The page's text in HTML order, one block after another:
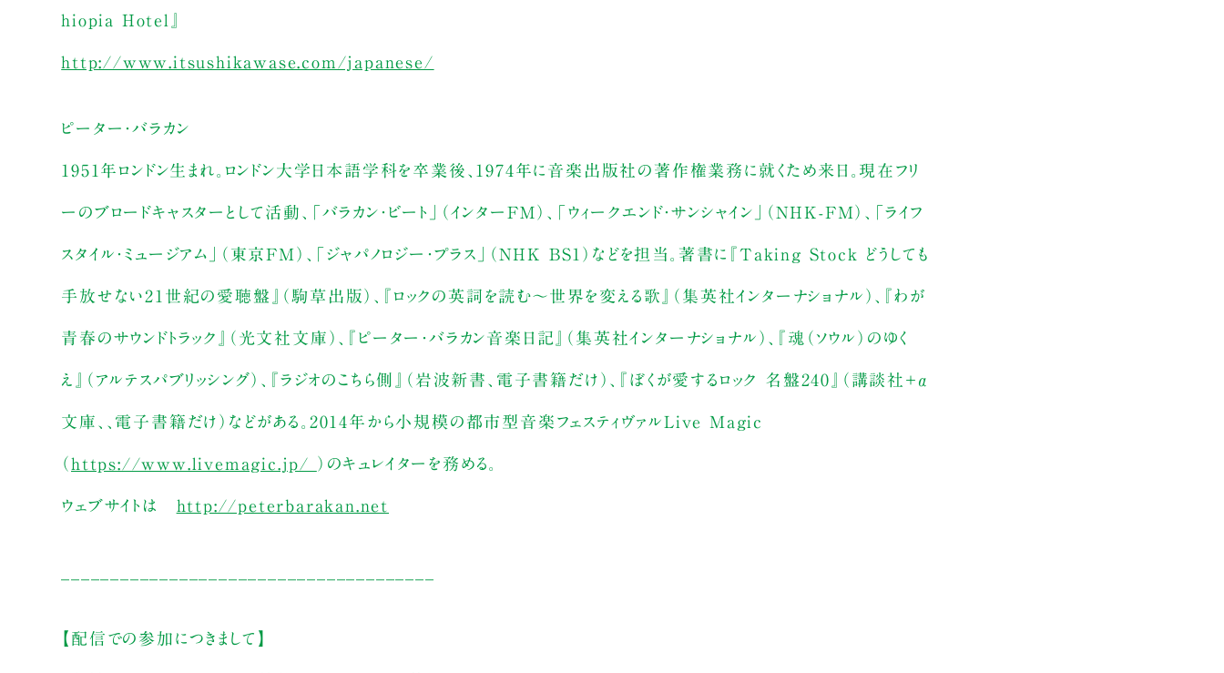
hiopia Hotel』
http://www.itsushikawase.com/japanese/
ピーター・バラカン
1951年ロンドン生まれ。ロンドン大学日本語学科を卒業後、1974年に音楽出版社の著作権業務に就くため来日。現在フリ
ーのブロードキャスターとして活動、「バラカン・ビート」（インターＦＭ）、「ウィークエンド・サンシャイン」（NHK-FM）、「ライフ
スタイル・ミュージアム」（東京FM）、「ジャパノロジー・プラス」（NHK BS1）などを担当。著書に『Taking Stock どうしても
手放せない21世紀の愛聴盤』（駒草出版）、『ロックの英詞を読む〜世界を変える歌』（集英社インターナショナル）、『わが
青春のサウンドトラック』（光文社文庫）、『ピーター・バラカン音楽日記』（集英社インターナショナル）、『魂（ソウル）のゆく
え』（アルテスパブリッシング）、『ラジオのこちら側』（岩波新書、電子書籍だけ）、『ぼくが愛するロック 名盤240』（講談社＋α
文庫、、電子書籍だけ）などがある。2014年から小規模の都市型音楽フェスティヴァルLive Magic
（ https://www.livemagic.jp/ ）のキュレイターを務める。
ウェブサイトは http://peterbarakan.net
【配信での参加につきまして】